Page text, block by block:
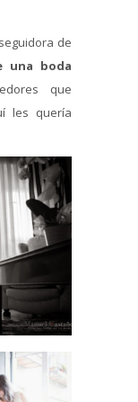
de
una boda
que
les quería